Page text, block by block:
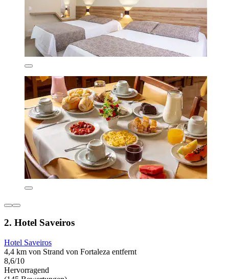
2. Hotel Saveiros
Hotel Saveiros
4,4 km von Strand von Fortaleza entfernt
8,6/10
Hervorragend